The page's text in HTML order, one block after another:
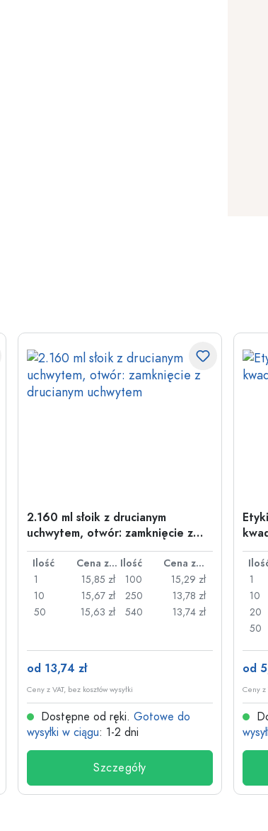
2.160 ml słoik z drucianym
uchwytem, otwór: zamknięcie z
drucianym uchwytem
Ilość Cena za sztukę Ilość
Cena za sztukę
1
15,85 zł
10
15,67 zł
50
15,63 zł
100
15,29 zł
250
13,78 zł
540
13,74 zł
od 13,74 zł
Ceny z VAT, bez kosztów wysyłki
Dostępne od ręki. Gotowe do
wysyłki w ciągu: 1-2 dni
Szczegóły
1
10
20
50
od
Ceny z